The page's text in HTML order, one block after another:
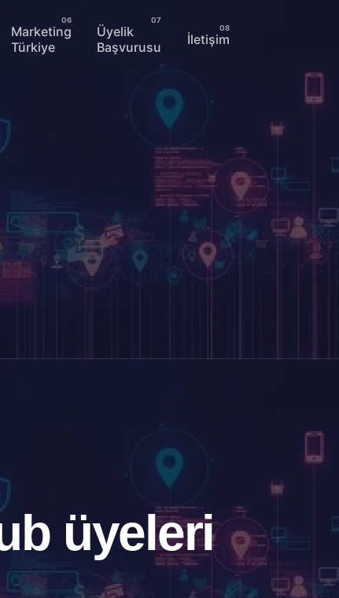
Marketing
Türkiye
Üyelik
Başvurusu
İletişim
üyeleri